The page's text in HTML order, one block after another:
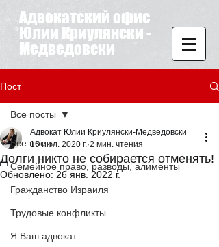
Адвокатский офис
Юлии Криулянски -
Медведовски
Пост
Все посты
Семейное право, разводы, алименты
Гражданство Израиля
Трудовые конфликты
Я Ваш адвокат
Все посты
Долги никто не собирается отменять!
Адвокат Юлии Криулянски-Медведовски
15 июл. 2020 г. 2 мин. чтения
Обновлено: 26 янв. 2022 г.